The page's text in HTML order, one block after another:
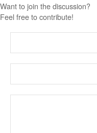
Want to join the discussion?
Feel free to contribute!